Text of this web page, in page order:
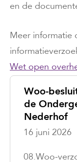
en de
Meer informatie
Wet open
Woo-
de
Nederhof
16 juni 2026
08.Woo-